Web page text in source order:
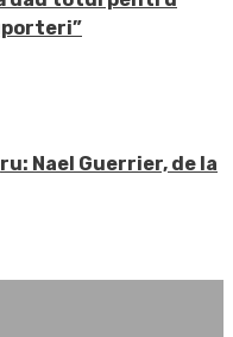
Nael Guerrier, de la